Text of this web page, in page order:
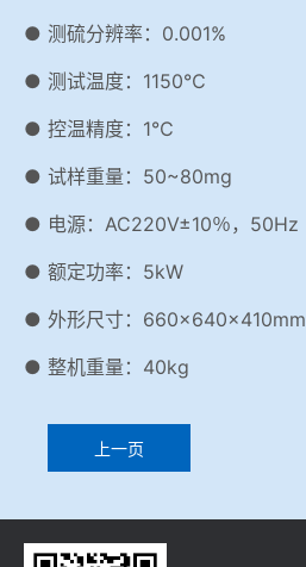
● 测硫分辨率：0.001%
● 测试温度：1150℃
● 控温精度：1℃
● 试样重量：50~80mg
● 电源：AC220V±10％，50Hz
● 额定功率：5kW
● 外形尺寸：660×640×410mm
● 整机重量：40kg
上一页